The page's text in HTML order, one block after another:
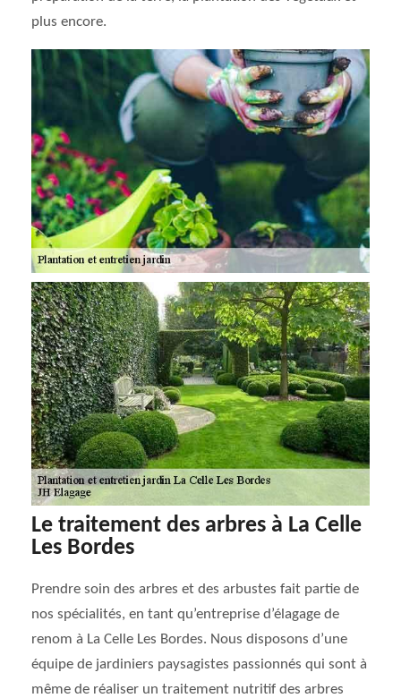
plus encore.
Le traitement des arbres à La Celle
Les Bordes
Prendre soin des arbres et des arbustes fait partie de
nos spécialités, en tant qu’entreprise d’élagage de
renom à La Celle Les Bordes. Nous disposons d’une
équipe de jardiniers paysagistes passionnés qui sont à
même de réaliser un traitement nutritif des arbres